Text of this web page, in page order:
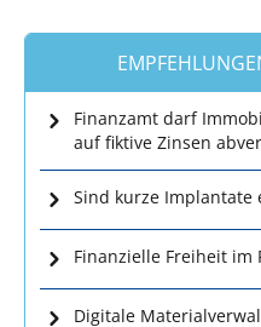
Finanzamt darf
auf fiktive Zinsen
Sind kurze Implantate
Finanzielle Freiheit im
Digitale